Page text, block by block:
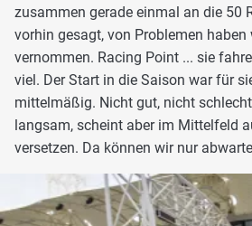
zusammen gerade einmal an die 50
vorhin gesagt, von Problemen
vernommen. Racing Point ... sie
viel. Der Start in die Saison war für
mittelmäßig. Nicht gut, nicht
langsam, scheint aber im Mittelfeld
versetzen. Da können wir nur